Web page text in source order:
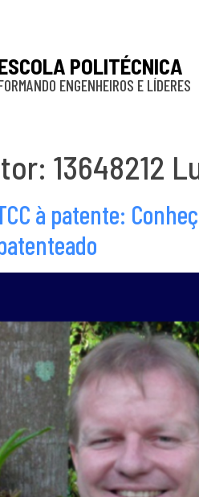
POLITÉCNICA
ENGENHEIROS E LÍDERES
13648212
à patente: